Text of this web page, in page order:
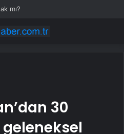
mı?
30
geleneksel